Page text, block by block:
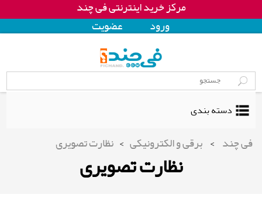
مرکز خرید اینترنتی فی چند
ورود
عضويت
دسته بندی
فی چند > برقی و الکترونیکی > نظارت تصویری
نظارت تصویری